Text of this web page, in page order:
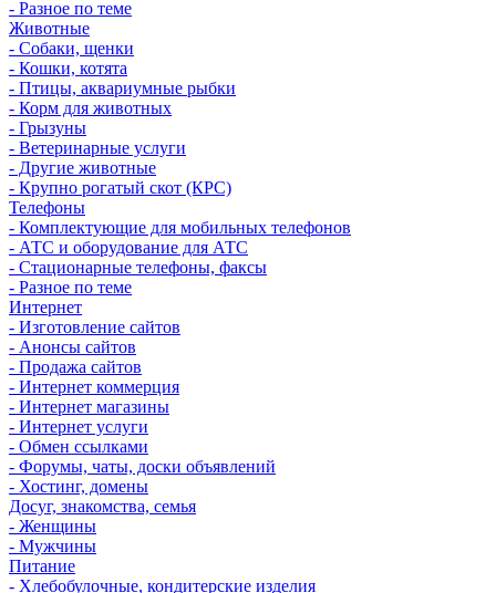
- Разное по теме
Животные
- Собаки, щенки
- Кошки, котята
- Птицы, аквариумные рыбки
- Корм для животных
- Грызуны
- Ветеринарные услуги
- Другие животные
- Крупно рогатый скот (КРС)
Телефоны
- Комплектующие для мобильных телефонов
- АТС и оборудование для АТС
- Стационарные телефоны, факсы
- Разное по теме
Интернет
- Изготовление сайтов
- Анонсы сайтов
- Продажа сайтов
- Интернет коммерция
- Интернет магазины
- Интернет услуги
- Обмен ссылками
- Форумы, чаты, доски объявлений
- Хостинг, домены
Досуг, знакомства, семья
- Женщины
- Мужчины
Питание
- Хлебобулочные, кондитерские изделия